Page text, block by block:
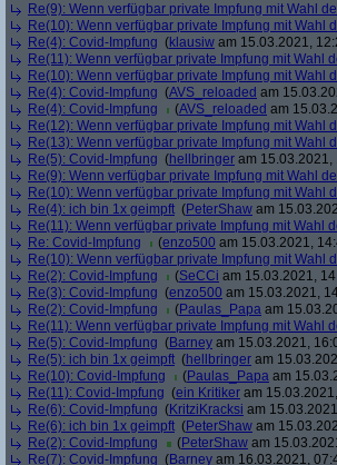
Re(9): Wenn verfügbar private Impfung mit Wahl
Re(10): Wenn verfügbar private Impfung mit Wahl
Re(4): Covid-Impfung (klausiw am 15.03.2021,
Re(11): Wenn verfügbar private Impfung mit Wahl
Re(10): Wenn verfügbar private Impfung mit Wahl
Re(4): Covid-Impfung (AVS_reloaded am
Re(4): Covid-Impfung
(AVS_reloaded am
Re(12): Wenn verfügbar private Impfung mit Wahl
Re(13): Wenn verfügbar private Impfung mit Wahl
Re(5): Covid-Impfung (hellbringer am 15.03.2021,
Re(9): Wenn verfügbar private Impfung mit Wahl
Re(10): Wenn verfügbar private Impfung mit Wahl
Re(4): ich bin 1x geimpft (PeterShaw am
Re(11): Wenn verfügbar private Impfung mit Wahl
Re: Covid-Impfung
(enzo500 am 15.03.2021,
Re(10): Wenn verfügbar private Impfung mit Wahl
Re(2): Covid-Impfung
(SeCCi am 15.03.2021,
Re(3): Covid-Impfung (enzo500 am 15.03.2021,
Re(2): Covid-Impfung
(Paulas_Papa am
Re(11): Wenn verfügbar private Impfung mit Wahl
Re(5): Covid-Impfung (Barney am 15.03.2021,
Re(5): ich bin 1x geimpft (hellbringer am
Re(10): Covid-Impfung
(Paulas_Papa am
Re(11): Covid-Impfung (ein Kritiker am
Re(6): Covid-Impfung (KritziKracksi am
Re(6): ich bin 1x geimpft (PeterShaw am
Re(2): Covid-Impfung
(PeterShaw am
Re(7): Covid-Impfung (Barney am 16.03.2021,